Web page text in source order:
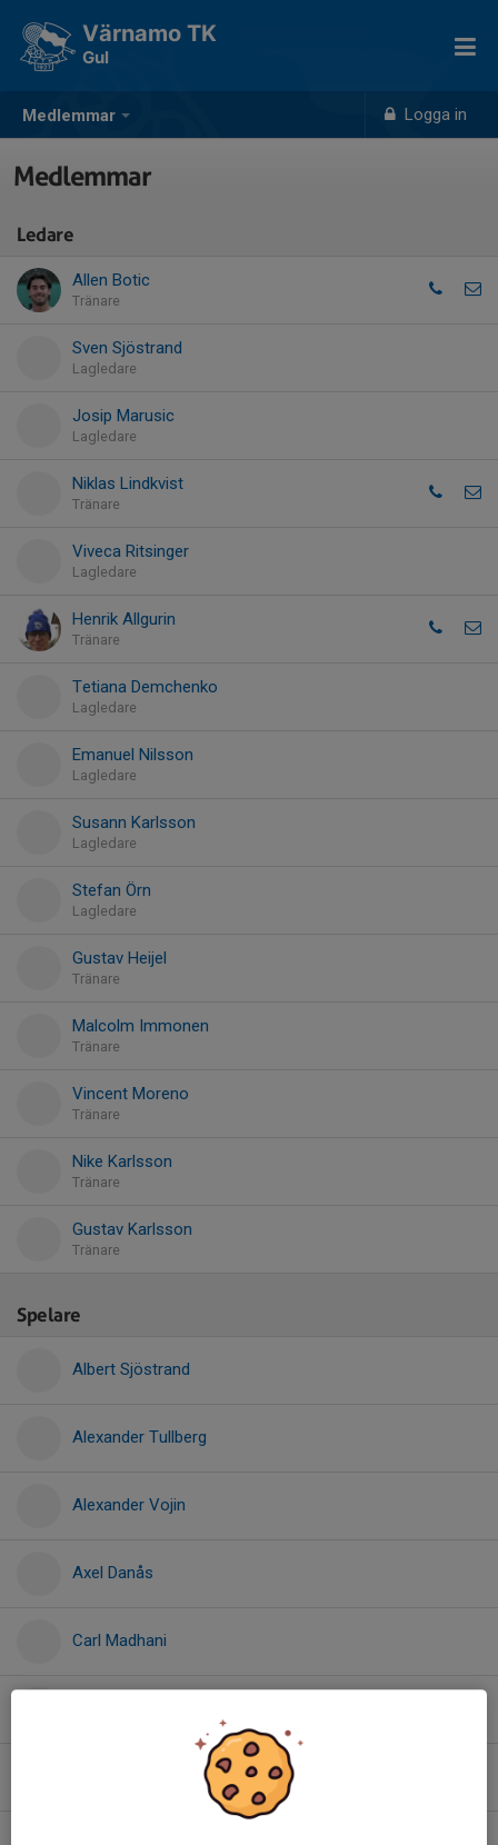
Medlemmar Logga in
Värnamo TK
Gul
Medlemmar
Ledare
Allen Botic
Tränare
Sven Sjöstrand
Lagledare
Josip Marusic
Lagledare
Niklas Lindkvist
Tränare
Viveca Ritsinger
Lagledare
Henrik Allgurin
Tränare
Tetiana Demchenko
Lagledare
Emanuel Nilsson
Lagledare
Susann Karlsson
Lagledare
Stefan Örn
Lagledare
Gustav Heijel
Tränare
Malcolm Immonen
Tränare
Vincent Moreno
Tränare
Nike Karlsson
Tränare
Gustav Karlsson
Tränare
Spelare
Albert Sjöstrand
Alexander Tullberg
Alexander Vojin
Axel Danås
Carl Madhani